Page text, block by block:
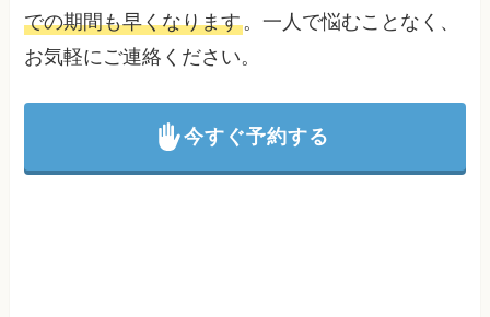
での期間も早くなります。一人で悩むことなく、
お気軽にご連絡ください。
今すぐ予約する